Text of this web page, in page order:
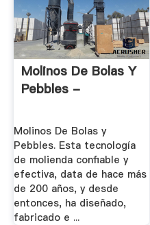
Molinos De Bolas Y
Pebbles -
Molinos De Bolas y
Pebbles. Esta tecnología
de molienda confiable y
efectiva, data de hace más
de 200 años, y desde
entonces, ha diseñado,
fabricado e ...